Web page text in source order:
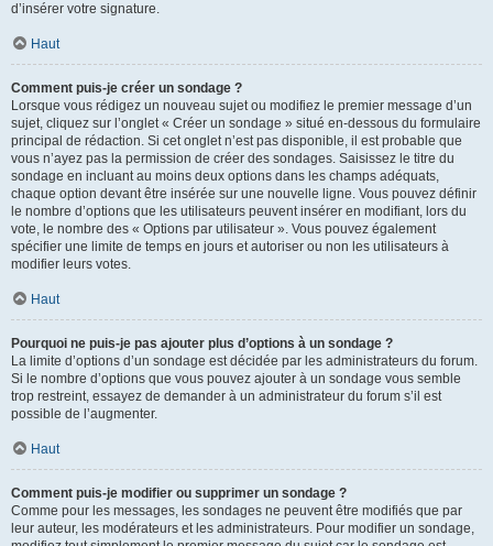
d’insérer votre signature.
Haut
Comment puis-je créer un sondage ?
Lorsque vous rédigez un nouveau sujet ou modifiez le premier message d’un
sujet, cliquez sur l’onglet « Créer un sondage » situé en-dessous du formulaire
principal de rédaction. Si cet onglet n’est pas disponible, il est probable que
vous n’ayez pas la permission de créer des sondages. Saisissez le titre du
sondage en incluant au moins deux options dans les champs adéquats,
chaque option devant être insérée sur une nouvelle ligne. Vous pouvez définir
le nombre d’options que les utilisateurs peuvent insérer en modifiant, lors du
vote, le nombre des « Options par utilisateur ». Vous pouvez également
spécifier une limite de temps en jours et autoriser ou non les utilisateurs à
modifier leurs votes.
Haut
Pourquoi ne puis-je pas ajouter plus d’options à un sondage ?
La limite d’options d’un sondage est décidée par les administrateurs du forum.
Si le nombre d’options que vous pouvez ajouter à un sondage vous semble
trop restreint, essayez de demander à un administrateur du forum s’il est
possible de l’augmenter.
Haut
Comment puis-je modifier ou supprimer un sondage ?
Comme pour les messages, les sondages ne peuvent être modifiés que par
leur auteur, les modérateurs et les administrateurs. Pour modifier un sondage,